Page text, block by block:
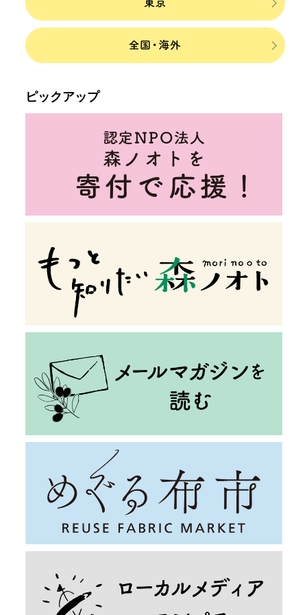
ピックアップ